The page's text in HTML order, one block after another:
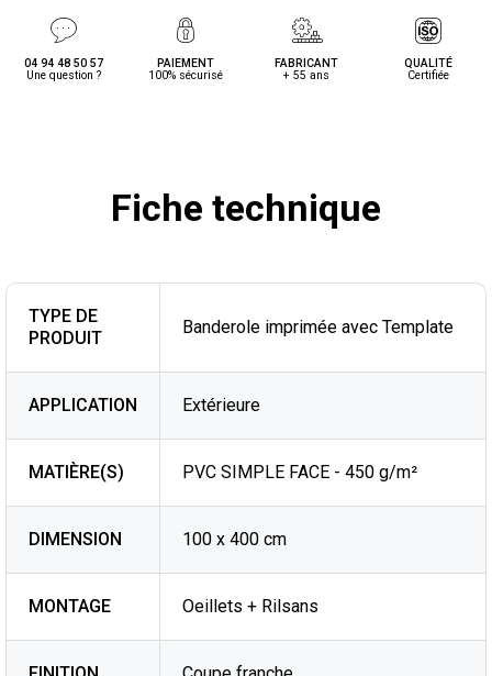
04 94 48 50 57
Une question ?
PAIEMENT
100% sécurisé
FABRICANT
+ 55 ans
QUALITÉ
Certifiée
Fiche technique
TYPE DE
PRODUIT
Banderole imprimée avec Template
APPLICATION Extérieure
MATIÈRE(S) PVC SIMPLE FACE - 450 g/m²
DIMENSION 100 x 400 cm
MONTAGE Oeillets + Rilsans